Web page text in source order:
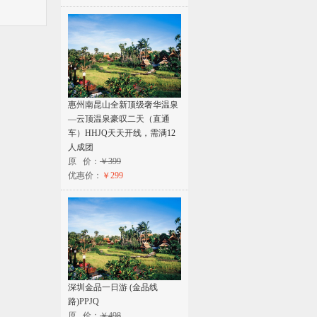
惠州南昆山全新顶级奢华温泉
—云顶温泉豪叹二天（直通
车）HHJQ天天开线，需满12
人成团
原 价： ￥399
优惠价： ￥299
深圳金品一日游 (金品线
路)PPJQ